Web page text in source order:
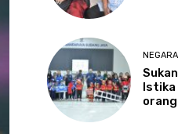
NEGARA
orang